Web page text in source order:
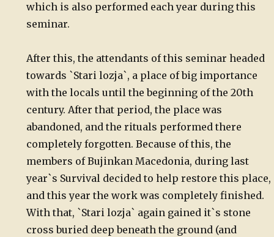
which is also performed each year during this
seminar.
After this, the attendants of this seminar headed
towards `Stari lozja`, a place of big importance
with the locals until the beginning of the 20th
century. After that period, the place was
abandoned, and the rituals performed there
completely forgotten. Because of this, the
members of Bujinkan Macedonia, during last
year`s Survival decided to help restore this place,
and this year the work was completely finished.
With that, `Stari lozja` again gained it`s stone
cross buried deep beneath the ground (and